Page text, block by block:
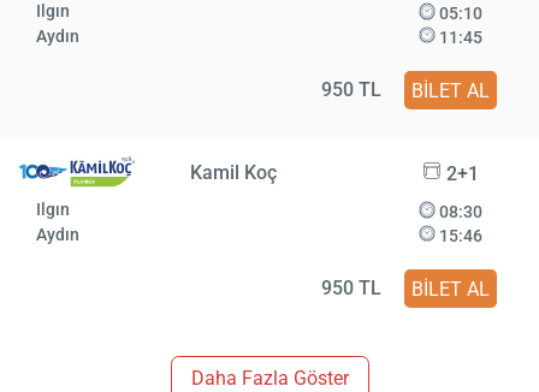
Ilgın
Aydın
05:10
11:45
950 TL BİLET AL
Kamil Koç 2+1
Ilgın
Aydın
08:30
15:46
950 TL BİLET AL
Daha Fazla Göster